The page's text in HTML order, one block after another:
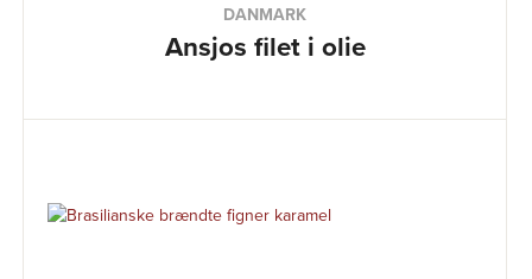
DANMARK
Ansjos filet i olie